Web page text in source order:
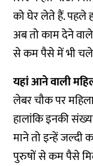
को घेर लेते हैं. पहले
अब तो काम देने
से कम पैसे में भी चले
यहां आने वाली
लेबर चौक पर
हालांकि इनकी
माने तो इन्हें जल्दी
पुरुषों से कम पैसे